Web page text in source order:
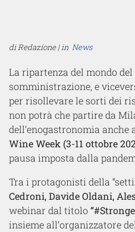
di Redazione | in News
La ripartenza del mondo
somministrazione, e
per risollevare le sorti dei
non potrà che partire da
dell’enogastronomia
Wine Week (3-11 ottobre
pausa imposta dalla
Tra i protagonisti della
Cedroni, Davide Oldani,
webinar dal titolo
insieme all’organizzatore